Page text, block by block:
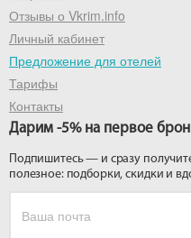
Отзывы о Vkrim.info
Личный кабинет
Предложение для отелей
Тарифы
Контакты
Дарим -5% на первое
Подпишитесь — и сразу
полезное: подборки, скидки и